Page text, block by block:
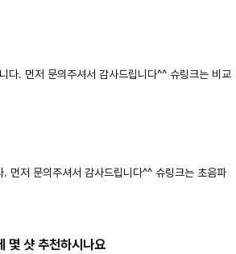
다. 먼저 문의주셔서 감사드립니다^^ 슈링크는 비교
. 먼저 문의주셔서 감사드립니다^^ 슈링크는 초음파
몇 샷 추천하시나요